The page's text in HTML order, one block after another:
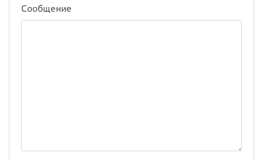
Сообщение